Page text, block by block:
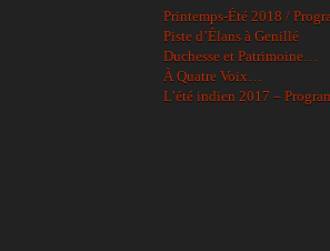
Printemps-Été 2018 /
Piste d’Élans à Genillé
Duchesse et Patrimoine…
À Quatre Voix…
L’été indien 2017 –